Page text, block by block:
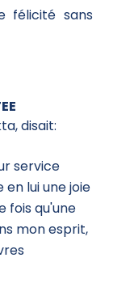
félicité sans
disait:
service
lui une joie
fois qu'une
mon esprit,